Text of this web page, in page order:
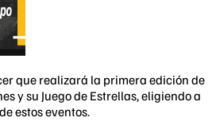
que realizará la primera edición de
y su Juego de Estrellas, eligiendo a
estos eventos.